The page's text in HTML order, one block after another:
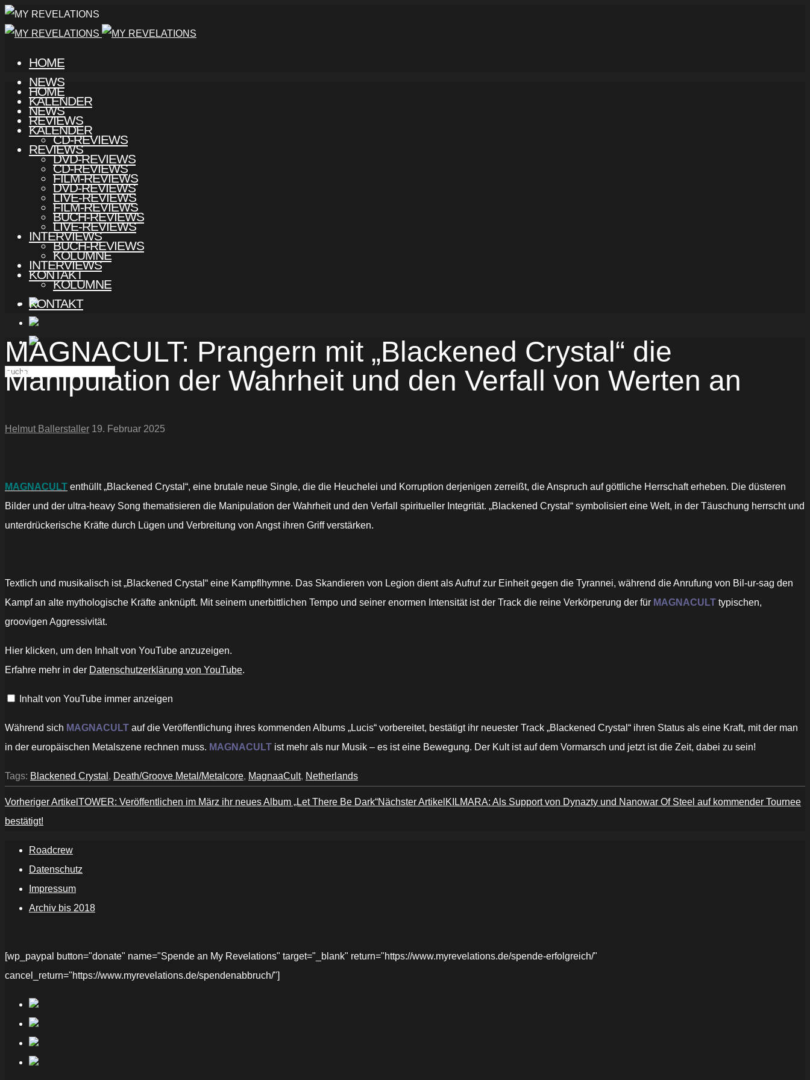
HOME
NEWS
KALENDER
REVIEWS
CD-REVIEWS
DVD-REVIEWS
FILM-REVIEWS
LIVE-REVIEWS
BUCH-REVIEWS
INTERVIEWS
KOLUMNE
KONTAKT
HOME
NEWS
KALENDER
REVIEWS
CD-REVIEWS
DVD-REVIEWS
FILM-REVIEWS
LIVE-REVIEWS
BUCH-REVIEWS
INTERVIEWS
KOLUMNE
KONTAKT
MAGNACULT: Prangern mit „Blackened Crystal“ die
Manipulation der Wahrheit und den Verfall von Werten an
Helmut Ballerstaller 19. Februar 2025
MAGNACULT enthüllt „Blackened Crystal“, eine brutale neue Single, die die Heuchelei und Korruption derjenigen zerreißt, die Anspruch auf göttliche Herrschaft erheben. Die düsteren
Bilder und der ultra-heavy Song thematisieren die Manipulation der Wahrheit und den Verfall spiritueller Integrität. „Blackened Crystal“ symbolisiert eine Welt, in der Täuschung herrscht und
unterdrückerische Kräfte durch Lügen und Verbreitung von Angst ihren Griff verstärken.
Textlich und musikalisch ist „Blackened Crystal“ eine Kampflhymne. Das Skandieren von Legion dient als Aufruf zur Einheit gegen die Tyrannei, während die Anrufung von Bil-ur-sag den
Kampf an alte mythologische Kräfte anknüpft. Mit seinem unerbittlichen Tempo und seiner enormen Intensität ist der Track die reine Verkörperung der für MAGNACULT typischen,
groovigen Aggressivität.
„MagnaCult
Blackened
von
Hier klicken, um den Inhalt von YouTube anzuzeigen.
Erfahre mehr in der Datenschutzerklärung von YouTube.
Inhalt von YouTube immer anzeigen
Während sich MAGNACULT auf die Veröffentlichung ihres kommenden Albums „Lucis“ vorbereitet, bestätigt ihr neuester Track „Blackened Crystal“ ihren Status als eine Kraft, mit der man
in der europäischen Metalszene rechnen muss. MAGNACULT ist mehr als nur Musik – es ist eine Bewegung. Der Kult ist auf dem Vormarsch und jetzt ist die Zeit, dabei zu sein!
Tags: Blackened Crystal , Death/Groove Metal/Metalcore, MagnaaCult, Netherlands
Vorheriger Artikel TOWER: Veröffentlichen im März ihr neues Album „Let There Be Dark“Nächster Artikel KILMARA: Als Support von Dynazty und Nanowar Of Steel auf kommender Tournee
bestätigt!
Roadcrew
Datenschutz
Impressum
Archiv bis 2018
[wp_paypal button="donate" name="Spende an My Revelations" target="_blank" return="https://www.myrevelations.de/spende-erfolgreich/"
cancel_return="https://www.myrevelations.de/spendenabbruch/"]